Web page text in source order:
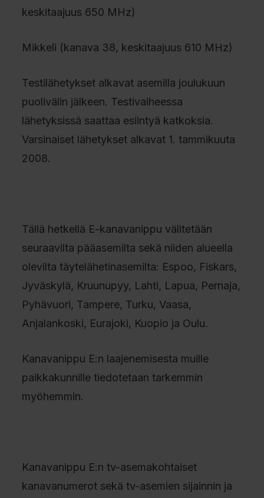
keskitaajuus 650 MHz)
Mikkeli (kanava 38, keskitaajuus 610 MHz)
Testilähetykset alkavat asemilla joulukuun
puolivälin jälkeen. Testivaiheessa
lähetyksissä saattaa esiintyä katkoksia.
Varsinaiset lähetykset alkavat 1. tammikuuta
2008.
Tällä hetkellä E-kanavanippu välitetään
seuraavilta pääasemilta sekä niiden alueella
olevilta täytelähetinasemilta: Espoo, Fiskars,
Jyväskylä, Kruunupyy, Lahti, Lapua, Pernaja,
Pyhävuori, Tampere, Turku, Vaasa,
Anjalankoski, Eurajoki, Kuopio ja Oulu.
Kanavanippu E:n laajenemisesta muille
paikkakunnille tiedotetaan tarkemmin
myöhemmin.
Kanavanippu E:n tv-asemakohtaiset
kanavanumerot sekä tv-asemien sijainnin ja